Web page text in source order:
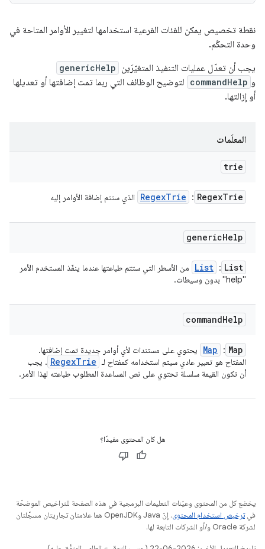
نقطة تخصيص يمكن للفئات الفرعية استخدامها لتغيير الأوامر المتاحة في
وحدة التحكّم.
يجب أن تعدّل عمليات التنفيذ المتغيّرَين genericHelp
و commandHelp لتوضيح الوظائف التي ربما تمت إضافتها أو تعديلها
أو إزالتها.
المعلَمات
trie
RegexTrie
:
RegexTrie الذي ستتم إضافة الأوامر إليه
genericHelp
List
:
List
من الأسطر التي ستتم طباعتها عندما ينفّذ المستخدم الأمر
"help" بدون وسيطات.
commandHelp
Map
:
Map
يحتوي على مستندات لأي أوامر جديدة تمت إضافتها.
المفتاح هو تعبير عادي سيتم استخدامه كمفتاح لـ
RegexTrie
. يجب
أن تكون القيمة سلسلة تحتوي على نص المساعدة المطلوب طباعته لهذا الأمر.
هل كان المحتوى مفيدًا؟
يخضع كل من المحتوى وعيّنات التعليمات البرمجية في هذه الصفحة للتراخيص الموضحّة
فيترخيص استخدام المحتوى
. إنّ Java وOpenJDK هما علامتان تجاريتان مسجَّلتان
لشركة Oracle و/أو الشركات التابعة لها.